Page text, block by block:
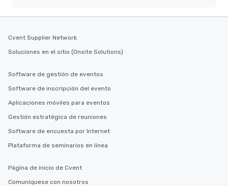
Cvent Supplier Network
Soluciones en el sitio (Onsite Solutions)
Software de gestión de eventos
Software de inscripción del evento
Aplicaciones móviles para eventos
Gestión estratégica de reuniones
Software de encuesta por Internet
Plataforma de seminarios en línea
Página de inicio de Cvent
Comuníquese con nosotros